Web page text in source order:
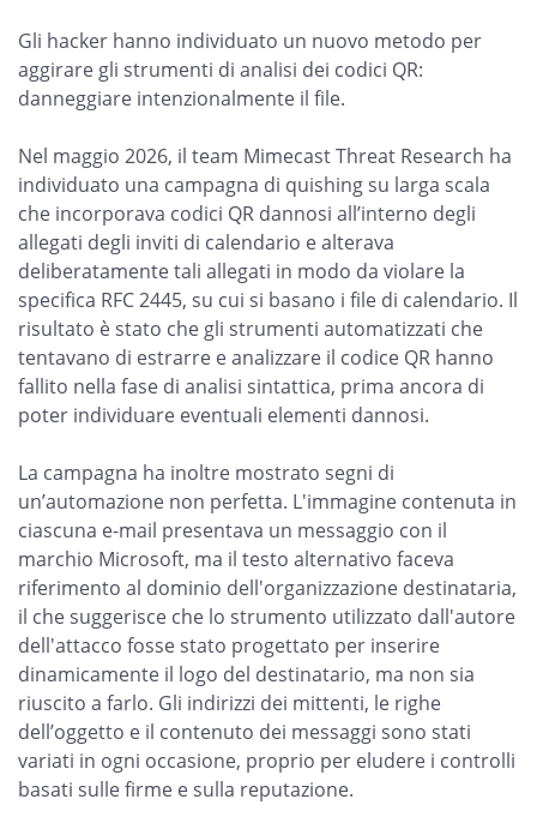
Gli hacker hanno individuato un nuovo metodo per
aggirare gli strumenti di analisi dei codici QR:
danneggiare intenzionalmente il file.
Nel maggio 2026, il team Mimecast Threat Research ha
individuato una campagna di quishing su larga scala
che incorporava codici QR dannosi all’interno degli
allegati degli inviti di calendario e alterava
deliberatamente tali allegati in modo da violare la
specifica RFC 2445, su cui si basano i file di calendario. Il
risultato è stato che gli strumenti automatizzati che
tentavano di estrarre e analizzare il codice QR hanno
fallito nella fase di analisi sintattica, prima ancora di
poter individuare eventuali elementi dannosi.
La campagna ha inoltre mostrato segni di
un’automazione non perfetta. L'immagine contenuta in
ciascuna e-mail presentava un messaggio con il
marchio Microsoft, ma il testo alternativo faceva
riferimento al dominio dell'organizzazione destinataria,
il che suggerisce che lo strumento utilizzato dall'autore
dell'attacco fosse stato progettato per inserire
dinamicamente il logo del destinatario, ma non sia
riuscito a farlo. Gli indirizzi dei mittenti, le righe
dell’oggetto e il contenuto dei messaggi sono stati
variati in ogni occasione, proprio per eludere i controlli
basati sulle firme e sulla reputazione.